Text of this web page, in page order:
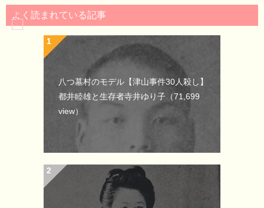
よく読まれている記事
八つ墓村のモデル【津山事件30人殺し】
都井睦雄と生存者寺井ゆり子 （71,699
view）